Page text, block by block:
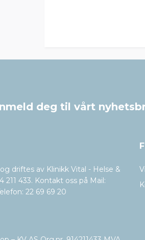
deg til vårt
driftes av Klinikk Vital - Helse &
211 433. Kontakt oss på Mail:
22 69 69 20